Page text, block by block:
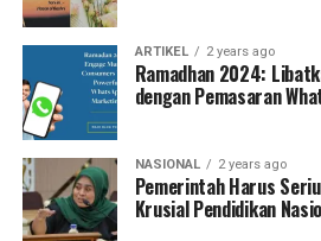
ARTIKEL 2 years ago
Ramadhan 2024:
dengan Pemasaran
NASIONAL 2 years ago
Pemerintah Harus
Krusial Pendidikan